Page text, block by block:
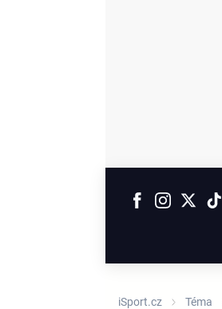
iSport.cz Téma